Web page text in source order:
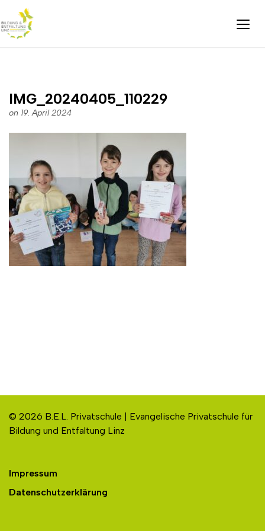
IMG_20240405_110229
on 19. April 2024
© 2026 B.E.L. Privatschule | Evangelische Privatschule für
Bildung und Entfaltung Linz
Impressum
Datenschutzerklärung